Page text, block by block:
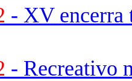
- XV encerra
- Recreativo